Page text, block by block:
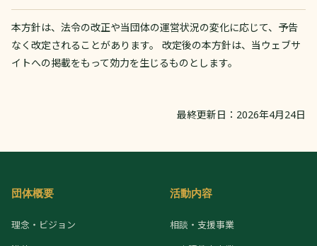
本方針は、法令の改正や当団体の運営状況の変化に応じて、予告
なく改定されることがあります。 改定後の本方針は、当ウェブサ
イトへの掲載をもって効力を生じるものとします。
最終更新日：2026年4月24日
団体概要
理念・ビジョン
活動内容
相談・支援事業